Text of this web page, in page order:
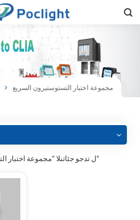
مجموعة اختبار التستوستيرون السريع
1 ل تدجو جئاتنلا "مجموعة اختبار التستوستيرون السريع"